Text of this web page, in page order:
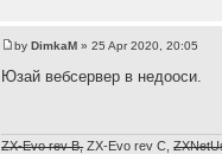
byDimkaM » 25 Apr 2020, 20:05
Юзай вебсервер в недооси.
ZX-Evo rev B,ZX-Evo rev C,